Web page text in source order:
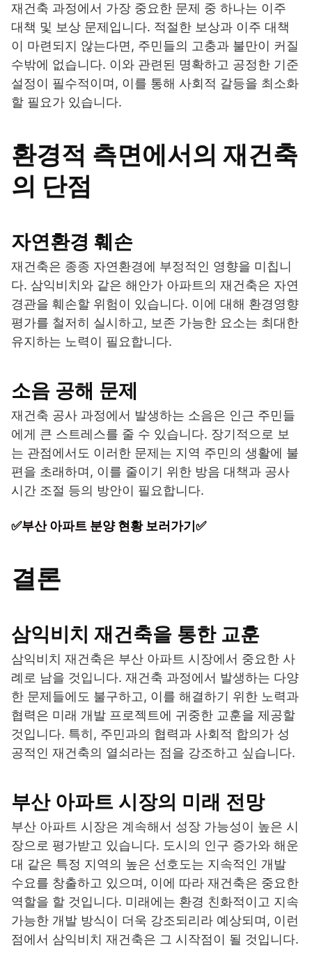
재건축 과정에서 가장 중요한 문제 중 하나는 이주
대책 및 보상 문제입니다. 적절한 보상과 이주 대책
이 마련되지 않는다면, 주민들의 고충과 불만이 커질
수밖에 없습니다. 이와 관련된 명확하고 공정한 기준
설정이 필수적이며, 이를 통해 사회적 갈등을 최소화
할 필요가 있습니다.
환경적 측면에서의 재건축
의 단점
자연환경 훼손
재건축은 종종 자연환경에 부정적인 영향을 미칩니
다. 삼익비치와 같은 해안가 아파트의 재건축은 자연
경관을 훼손할 위험이 있습니다. 이에 대해 환경영향
평가를 철저히 실시하고, 보존 가능한 요소는 최대한
유지하는 노력이 필요합니다.
소음 공해 문제
재건축 공사 과정에서 발생하는 소음은 인근 주민들
에게 큰 스트레스를 줄 수 있습니다. 장기적으로 보
는 관점에서도 이러한 문제는 지역 주민의 생활에 불
편을 초래하며, 이를 줄이기 위한 방음 대책과 공사
시간 조절 등의 방안이 필요합니다.
✅부산 아파트 분양 현황 보러가기✅
결론
삼익비치 재건축을 통한 교훈
삼익비치 재건축은 부산 아파트 시장에서 중요한 사
례로 남을 것입니다. 재건축 과정에서 발생하는 다양
한 문제들에도 불구하고, 이를 해결하기 위한 노력과
협력은 미래 개발 프로젝트에 귀중한 교훈을 제공할
것입니다. 특히, 주민과의 협력과 사회적 합의가 성
공적인 재건축의 열쇠라는 점을 강조하고 싶습니다.
부산 아파트 시장의 미래 전망
부산 아파트 시장은 계속해서 성장 가능성이 높은 시
장으로 평가받고 있습니다. 도시의 인구 증가와 해운
대 같은 특정 지역의 높은 선호도는 지속적인 개발
수요를 창출하고 있으며, 이에 따라 재건축은 중요한
역할을 할 것입니다. 미래에는 환경 친화적이고 지속
가능한 개발 방식이 더욱 강조되리라 예상되며, 이런
점에서 삼익비치 재건축은 그 시작점이 될 것입니다.